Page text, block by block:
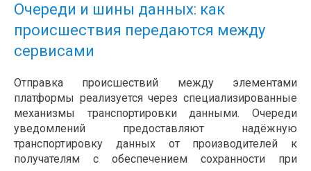
Очереди и шины данных: как
происшествия передаются между
сервисами
Отправка происшествий между элементами
платформы реализуется через специализированные
механизмы транспортировки данными. Очереди
уведомлений предоставляют надёжную
транспортировку данных от производителей к
получателям с обеспечением сохранности при